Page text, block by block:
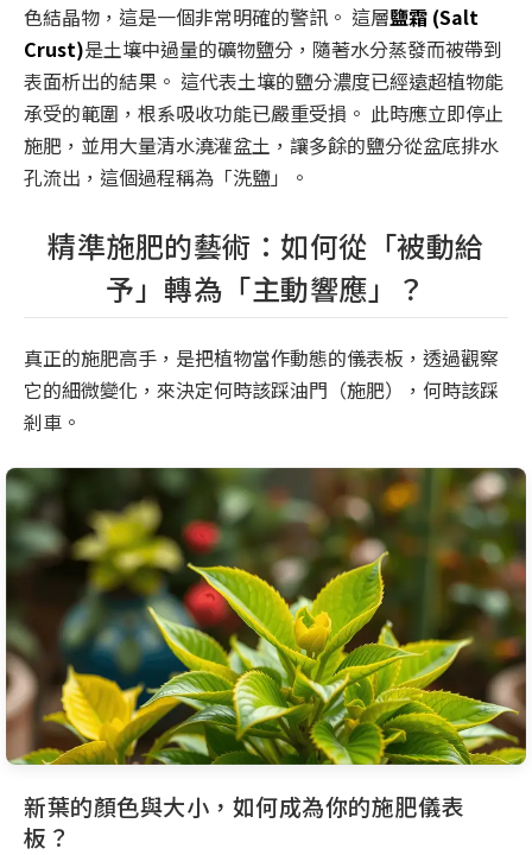
色結晶物，這是一個非常明確的警訊。 這層鹽霜 (Salt
Crust)是土壤中過量的礦物鹽分，隨著水分蒸發而被帶到
表面析出的結果。 這代表土壤的鹽分濃度已經遠超植物能
承受的範圍，根系吸收功能已嚴重受損。 此時應立即停止
施肥，並用大量清水澆灌盆土，讓多餘的鹽分從盆底排水
孔流出，這個過程稱為「洗鹽」。
精準施肥的藝術：如何從「被動給
予」轉為「主動響應」？
真正的施肥高手，是把植物當作動態的儀表板，透過觀察
它的細微變化，來決定何時該踩油門（施肥），何時該踩
剎車。
新葉的顏色與大小，如何成為你的施肥儀表
板？